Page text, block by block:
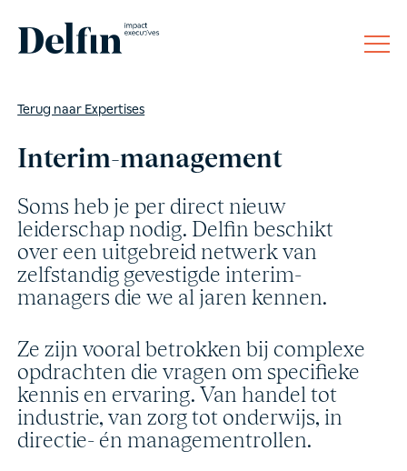
Terug naar Expertises
Interim-management
Soms heb je per direct nieuw
leiderschap nodig. Delfin beschikt
over een uitgebreid netwerk van
zelfstandig gevestigde interim-
managers die we al jaren kennen.
Ze zijn vooral betrokken bij complexe
opdrachten die vragen om specifieke
kennis en ervaring. Van handel tot
industrie, van zorg tot onderwijs, in
directie- én managementrollen.